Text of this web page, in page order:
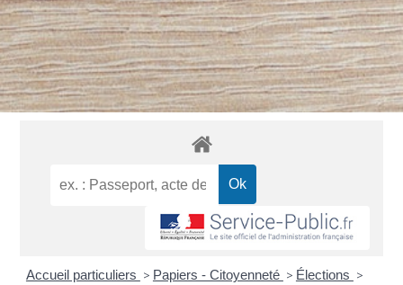
Accueil particuliers > Papiers - Citoyenneté > Élections >